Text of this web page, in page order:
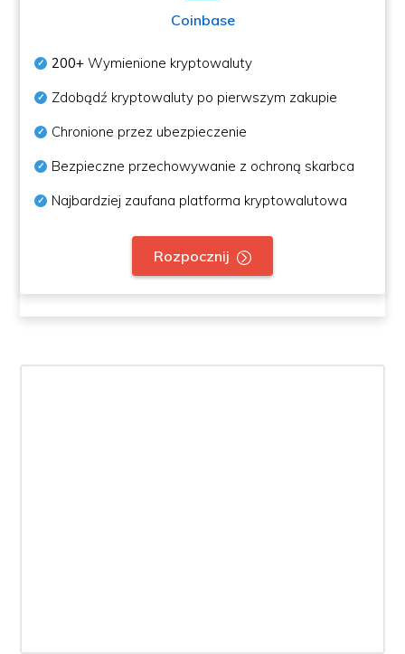
Coinbase
200+ Wymienione kryptowaluty
Zdobądź kryptowaluty po pierwszym zakupie
Chronione przez ubezpieczenie
Bezpieczne przechowywanie z ochroną skarbca
Najbardziej zaufana platforma kryptowalutowa
Rozpocznij